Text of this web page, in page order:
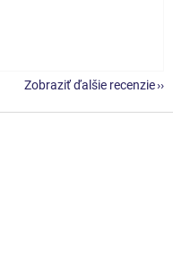
z 5 hviezdičiek.
Zobraziť ďalšie recenzie